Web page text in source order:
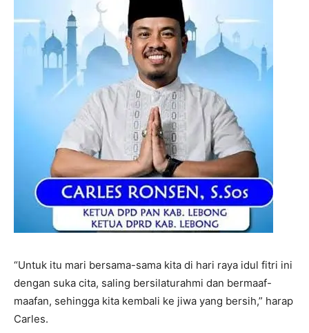
“Untuk itu mari bersama-sama kita di hari raya idul fitri ini
dengan suka cita, saling bersilaturahmi dan bermaaf-
maafan, sehingga kita kembali ke jiwa yang bersih,” harap
Carles.